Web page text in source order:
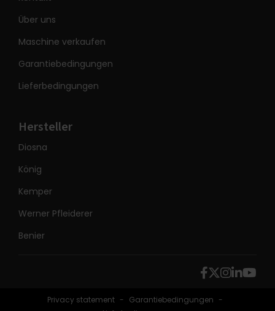
Über uns
Maschine verkaufen
Garantiebedingungen
Lieferbedingungen
Hersteller
Diosna
König
Kemper
Werner Pfleiderer
Benier
Privacy statement
Garantiebedingungen